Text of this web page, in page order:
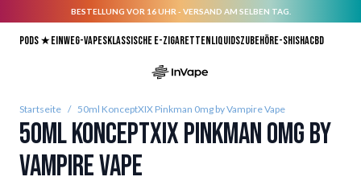
BESTELLUNG VOR 16 UHR - VERSAND AM SELBEN TAG.
Pods ★Einweg-VapesKlassische E-ZigarettenLiquidsZubehörE-ShishaCBD
Startseite / 50ml KonceptXIX Pinkman 0mg by Vampire Vape
50ml KonceptXIX Pinkman 0mg by
Vampire Vape